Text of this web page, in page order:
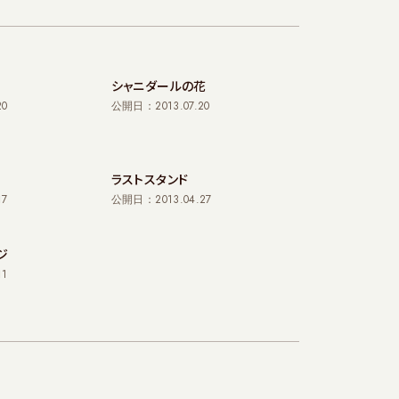
シャニダールの花
公開日：2013.07.20
ラストスタンド
公開日：2013.04.27